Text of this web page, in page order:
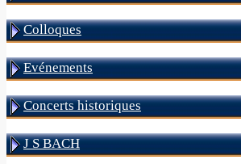
Colloques
Evénements
Concerts historiques
J S BACH